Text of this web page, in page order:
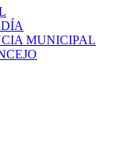
MUNICIPAL